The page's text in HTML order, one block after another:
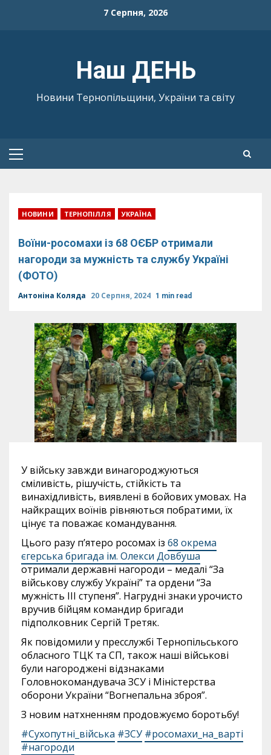
7 Серпня, 2026
Наш ДЕНЬ
Новини Тернопільщини, України та світу
Primary
НОВИНИ ТЕРНОПІЛЛЯ УКРАЇНА
Воїни-росомахи із 68 ОЄБР отримали
нагороди за мужність та службу Україні
(ФОТО)
Антоніна Коляда 20 Серпня, 2024 1 min read
У війську завжди винагороджуються
сміливість, рішучість, стійкість та
винахідливість, виявлені в бойових умовах. На
найкращих воїнів рівняються побратими, їх
цінує та поважає командування.
Цього разу п’ятеро росомах із 68 окрема
єгерська бригада ім. Олекси Довбуша
отримали державні нагороди – медалі “За
військову службу Україні” та ордени “За
мужність ІІІ ступеня”. Нагрудні знаки урочисто
вручив бійцям командир бригади
підполковник Сергій Третяк.
Як повідомили у пресслужбі Тернопільського
обласного ТЦК та СП, також наші військові
були нагороджені відзнаками
Головнокомандувача ЗСУ і Міністерства
оборони України “Вогнепальна зброя”.
З новим натхненням продовжуємо боротьбу!
#Сухопутні_війська #ЗСУ #росомахи_на_варті
#нагороди